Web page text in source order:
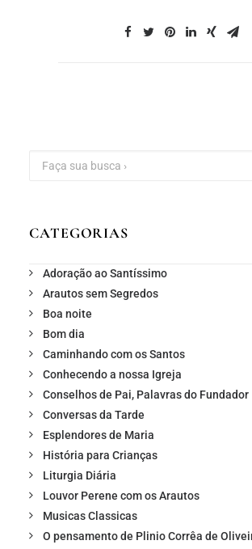
CATEGORIAS
Adoração ao Santíssimo
Arautos sem Segredos
Boa noite
Bom dia
Caminhando com os Santos
Conhecendo a nossa Igreja
Conselhos de Pai, Palavras do Fundador
Conversas da Tarde
Esplendores de Maria
História para Crianças
Liturgia Diária
Louvor Perene com os Arautos
Musicas Classicas
O pensamento de Plinio Corrêa de